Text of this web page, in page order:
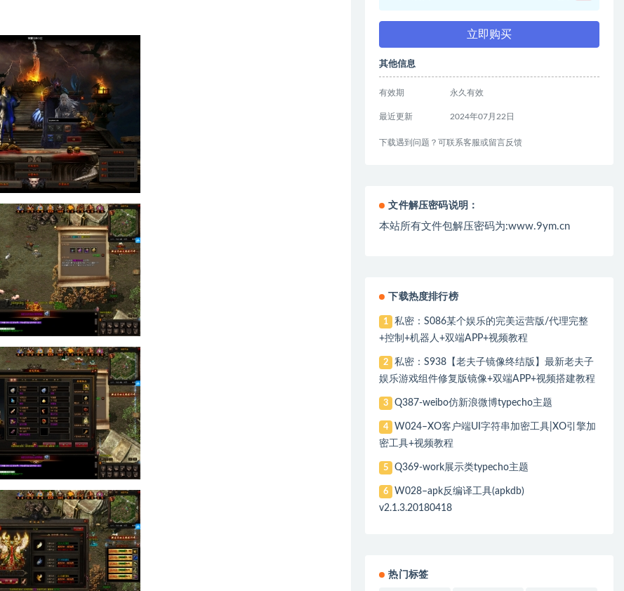
立即购买
其他信息
有效期 永久有效
最近更新 2024年07月22日
下载遇到问题？可联系客服或留言反馈
文件解压密码说明：
本站所有文件包解压密码为:www.9ym.cn
下载热度排行榜
1
私密：S086某个娱乐的完美运营版/代理完整
+控制+机器人+双端APP+视频教程
2
私密：S938【老夫子镜像终结版】最新老夫子
娱乐游戏组件修复版镜像+双端APP+视频搭建教程
3 Q387-weibo仿新浪微博typecho主题
4
W024–XO客户端UI字符串加密工具|XO引擎加
密工具+视频教程
5 Q369-work展示类typecho主题
6
W028–apk反编译工具(apkdb)
v2.1.3.20180418
热门标签